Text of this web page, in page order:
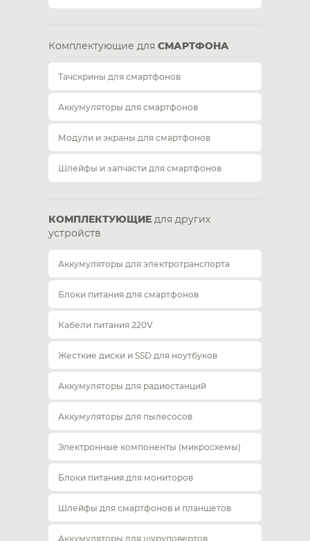
Комплектующие для СМАРТФОНА
Тачскрины для смартфонов
Аккумуляторы для смартфонов
Модули и экраны для смартфонов
Шлейфы и запчасти для смартфонов
КОМПЛЕКТУЮЩИЕ для других
устройств
Аккумуляторы для электротранспорта
Блоки питания для смартфонов
Кабели питания 220V
Жесткие диски и SSD для ноутбуков
Аккумуляторы для радиостанций
Аккумуляторы для пылесосов
Электронные компоненты (микросхемы)
Блоки питания для мониторов
Шлейфы для смартфонов и планшетов
Аккумуляторы для шуруповертов